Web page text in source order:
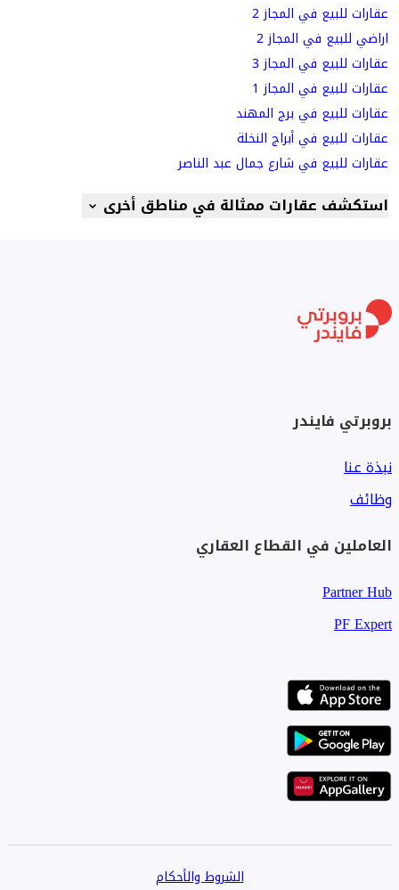
عقارات للبيع في المجاز 2
اراضي للبيع في المجاز 2
عقارات للبيع في المجاز 3
عقارات للبيع في المجاز 1
عقارات للبيع في برج المهند
عقارات للبيع في أبراج النخلة
عقارات للبيع في شارع جمال عبد الناصر
استكشف عقارات ممثالة في مناطق أخرى
بروبرتي فايندر
نبذة عنا
وظائف
العاملين في القطاع العقاري
Partner Hub
PF Expert
الشروط والأحكام